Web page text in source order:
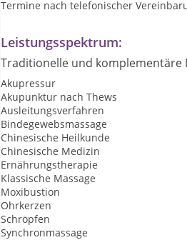
Termine nach telefonischer
Leistungsspektrum:
Traditionelle und komplementäre
Akupressur
Akupunktur nach Thews
Ausleitungsverfahren
Bindegewebsmassage
Chinesische Heilkunde
Chinesische Medizin
Ernährungstherapie
Klassische Massage
Moxibustion
Ohrkerzen
Schröpfen
Synchronmassage